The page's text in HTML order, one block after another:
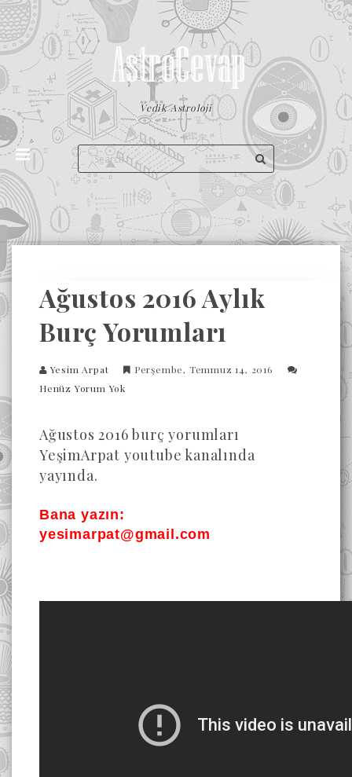
Vedik Astroloji
Ağustos 2016 Aylık
Burç Yorumları
Yesim Arpat
Perşembe, Temmuz 14, 2016
Henüz Yorum Yok
Ağustos 2016 burç yorumları
YeşimArpat youtube kanalında
yayında.
Bana yazın:
yesimarpat@gmail.com